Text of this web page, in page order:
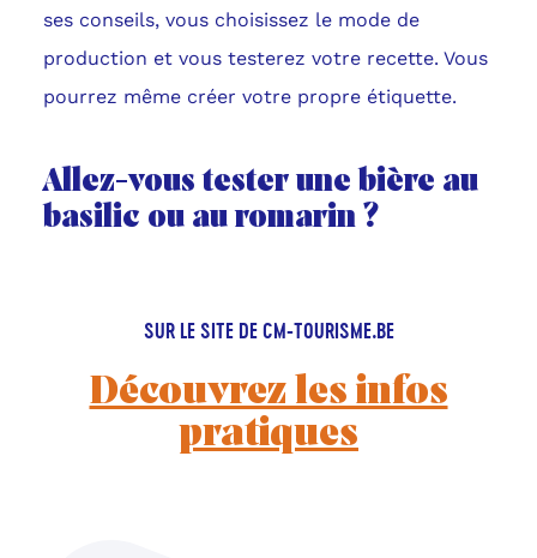
ses conseils, vous choisissez le mode de
production et vous testerez votre recette. Vous
pourrez même créer votre propre étiquette.
Allez-vous tester une bière au
basilic ou au romarin ?
SUR LE SITE DE CM-TOURISME.BE
Découvrez les infos
pratiques